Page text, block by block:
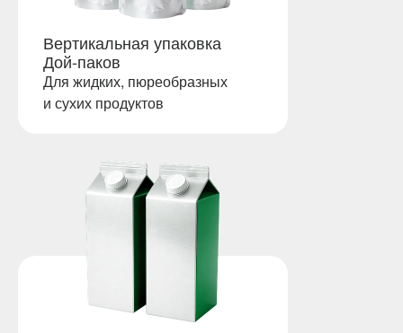
Вертикальная упаковка
Дой-паков
Для жидких, пюреобразных
и сухих продуктов